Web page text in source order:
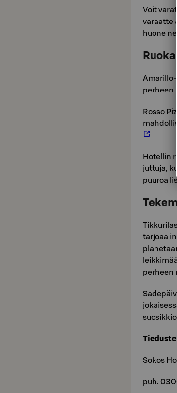
Voit
varaatte
huone
Amarillo-
perheen
Rosso
Hotellin
juttuja,
puuroa
tarjoaa
perheen
Sokos
puh.